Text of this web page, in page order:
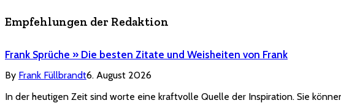
Empfehlungen der Redaktion
Frank Sprüche » Die besten Zitate und Weisheiten von Frank
By Frank Füllbrandt6. August 2026
In der heutigen Zeit sind worte eine kraftvolle Quelle der Inspiration. Sie